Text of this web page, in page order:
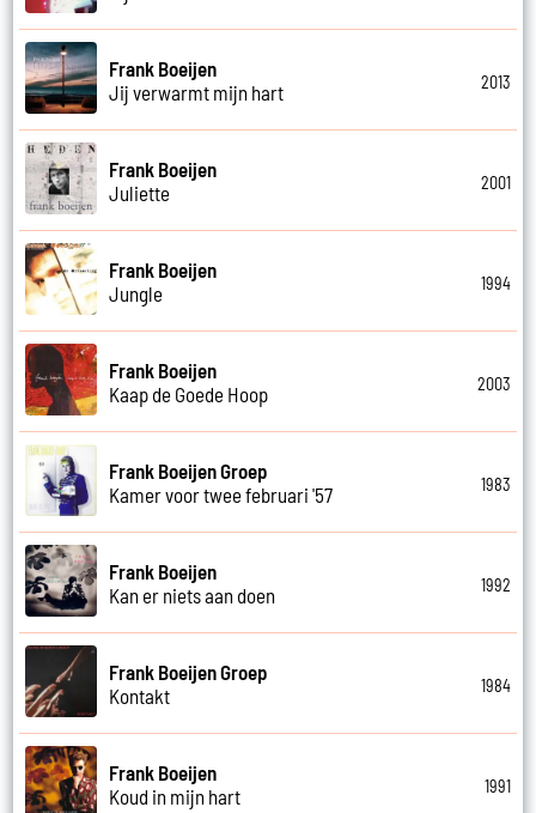
Frank Boeijen
Jij verwarmt mijn hart
2013
Frank Boeijen
Juliette
2001
Frank Boeijen
Jungle
1994
Frank Boeijen
Kaap de Goede Hoop
2003
Frank Boeijen Groep
Kamer voor twee februari '57
1983
Frank Boeijen
Kan er niets aan doen
1992
Frank Boeijen Groep
Kontakt
1984
Frank Boeijen
Koud in mijn hart
1991